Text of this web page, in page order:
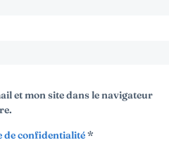
et mon site dans le navigateur
de confidentialité*